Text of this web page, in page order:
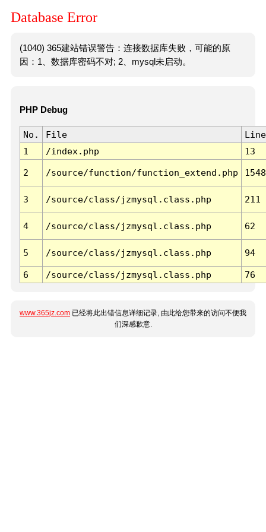
Database Error
(1040) 365建站错误警告：连接数据库失败，可能的原
因：1、数据库密码不对; 2、mysql未启动。
PHP Debug
No. File
Line
1
/index.php 13
2 /source/function/function_extend.php 1548
3 /source/class/jzmysql.class.php 211
4 /source/class/jzmysql.class.php 62
5 /source/class/jzmysql.class.php 94
6 /source/class/jzmysql.class.php 76
www.365jz.com 已经将此出错信息详细记录, 由此给您带来的访问不便我
们深感歉意.